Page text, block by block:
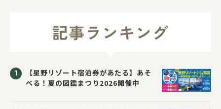
記事ランキング
【星野リゾート宿泊券があたる】あそ
べる！夏の図鑑まつり2026開催中